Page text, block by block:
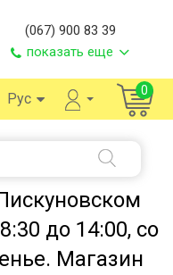
(067) 900 83 39
показать еще
Рус 0
до 14:00, со
Магазин